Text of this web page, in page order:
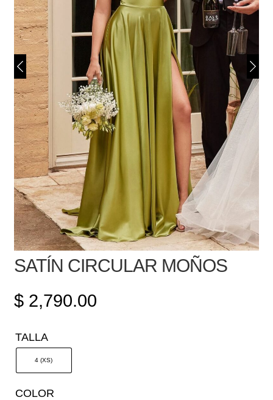
SATÍN CIRCULAR MOÑOS
$2,790.00
TALLA
4 (XS)
COLOR